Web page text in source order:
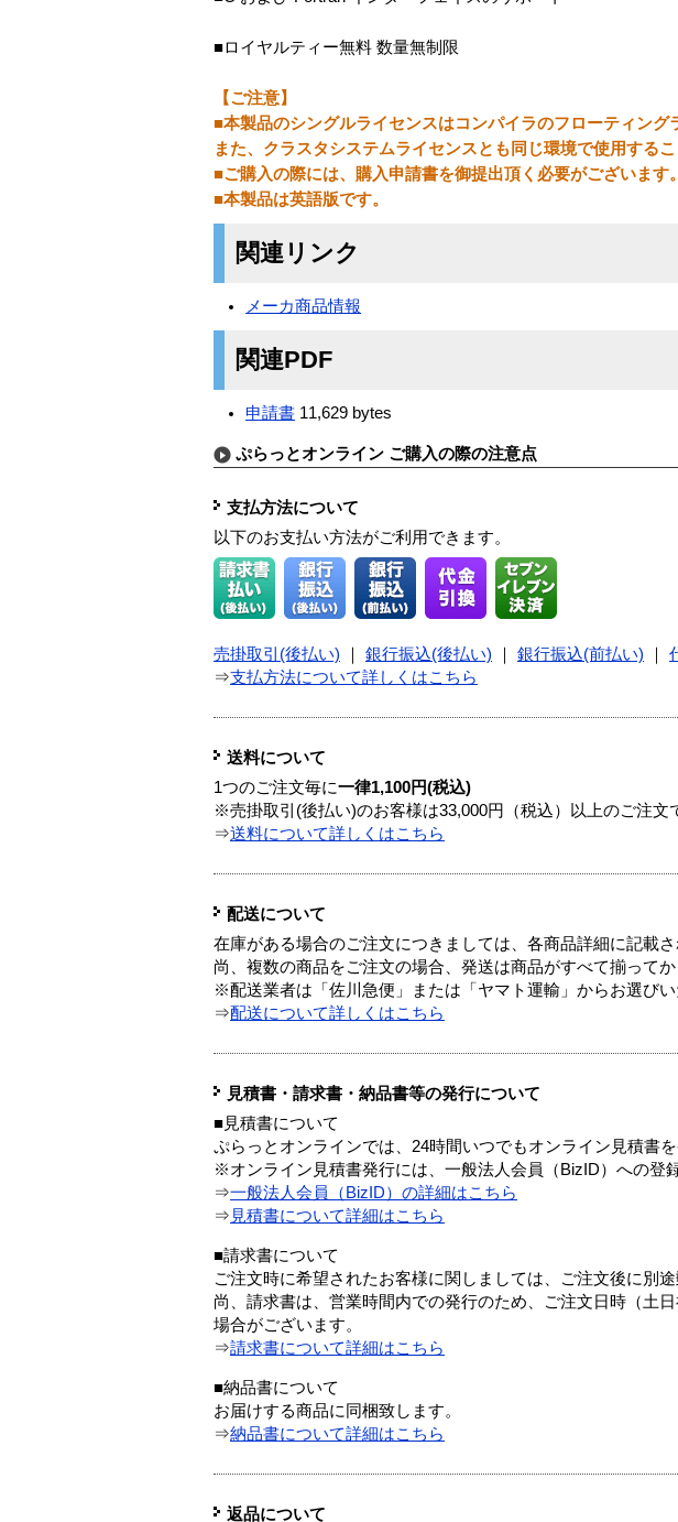
■ロイヤルティー無料 数量無制限
【ご注意】
■本製品のシングルライセンスはコンパイラのフローティング
また、クラスタシステムライセンスとも同じ環境で使用する
■ご購入の際には、購入申請書を御提出頂く必要がございます。
■本製品は英語版です。
関連リンク
メーカ商品情報
関連PDF
申請書 11,629 bytes
ぷらっとオンライン ご購入の際の注意点
支払方法について
以下のお支払い方法がご利用できます。
売掛取引(後払い) 銀行振込(後払い) 銀行振込(前払い)
⇒支払方法について詳しくはこちら
送料について
1つのご注文毎に一律1,100円(税込)
※売掛取引(後払い)のお客様は33,000円（税込）以上のご注文
⇒送料について詳しくはこちら
配送について
在庫がある場合のご注文につきましては、各商品詳細に記載
尚、複数の商品をご注文の場合、発送は商品がすべて揃ってか
※配送業者は「佐川急便」または「ヤマト運輸」からお選び
⇒配送について詳しくはこちら
見積書・請求書・納品書等の発行について
■見積書について
ぷらっとオンラインでは、24時間いつでもオンライン見積書
※オンライン見積書発行には、一般法人会員（BizID）への登
⇒一般法人会員（BizID）の詳細はこちら
⇒ 見積書について詳細はこちら
■請求書について
ご注文時に希望されたお客様に関しましては、ご注文後に別途
尚、請求書は、営業時間内での発行のため、ご注文日時（土
場合がございます。
⇒請求書について詳細はこちら
■納品書について
お届けする商品に同梱致します。
⇒納品書について詳細はこちら
返品について